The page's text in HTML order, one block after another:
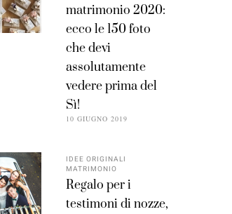
matrimonio 2020:
ecco le 150 foto
che devi
assolutamente
vedere prima del
Sì!
10 GIUGNO 2019
IDEE ORIGINALI
MATRIMONIO
Regalo per i
testimoni di nozze,